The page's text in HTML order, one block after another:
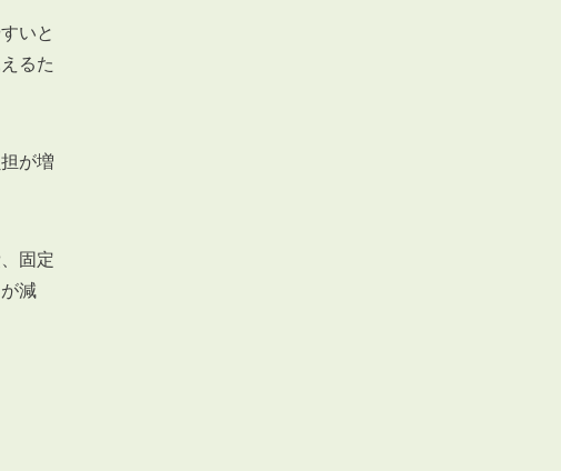
いと
るた
が増
固定
減